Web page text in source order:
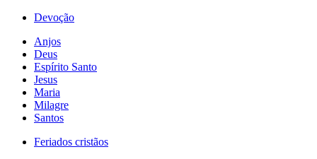
Devoção
Anjos
Deus
Espírito Santo
Jesus
Maria
Milagre
Santos
Feriados cristãos